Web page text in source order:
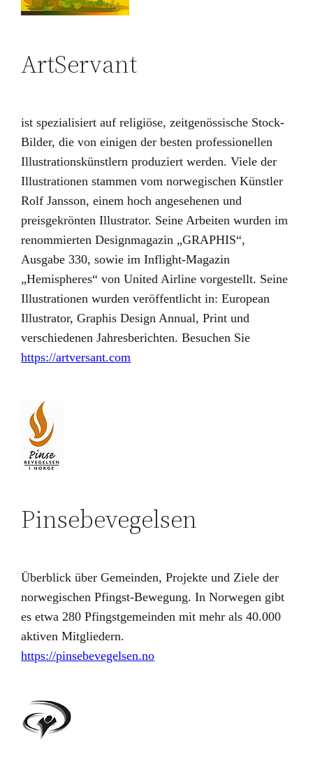
ArtServant
ist spezialisiert auf religiöse, zeitgenössische Stock-
Bilder, die von einigen der besten professionellen
Illustrationskünstlern produziert werden. Viele der
Illustrationen stammen vom norwegischen Künstler
Rolf Jansson, einem hoch angesehenen und
preisgekrönten Illustrator. Seine Arbeiten wurden im
renommierten Designmagazin „GRAPHIS“,
Ausgabe 330, sowie im Inflight-Magazin
„Hemispheres“ von United Airline vorgestellt. Seine
Illustrationen wurden veröffentlicht in: European
Illustrator, Graphis Design Annual, Print und
verschiedenen Jahresberichten. Besuchen Sie
https://artversant.com
Pinsebevegelsen
Überblick über Gemeinden, Projekte und Ziele der
norwegischen Pfingst-Bewegung. In Norwegen gibt
es etwa 280 Pfingstgemeinden mit mehr als 40.000
aktiven Mitgliedern.
https://pinsebevegelsen.no